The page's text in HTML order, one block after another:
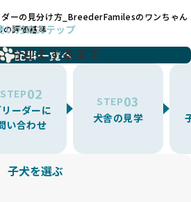
多く、消費者にとっても深刻な課
うしたワンちゃんに優しくないブ
め、すべてのワンちゃんを家族のよ
行っている「優良ブリーダー」のみ
ニマルウェルフェアを最優先に考
総合基準を設定しています。これに
下の6項目を必須条件とし、これら
において質の高いケアを提供する
は流行や需要に応じて扱う犬種を
ごとに異なる健康問題や適切な育成
場合があります。こうしたブリーダ
するリスクが高まります。
詳細はこちら
健康リスクが伴います。異なる犬種
しにくい健康問題が発生する可能性
雑化する場合があります。また、ミ
ーの見分け方_BreederFamilesのワンちゃん
の評価基準
記事一覧へ
い方のステップ
お迎えするまで
STEP02
ーダーに
い合わせ
STEP03
犬舎の見学
子犬を選ぶ